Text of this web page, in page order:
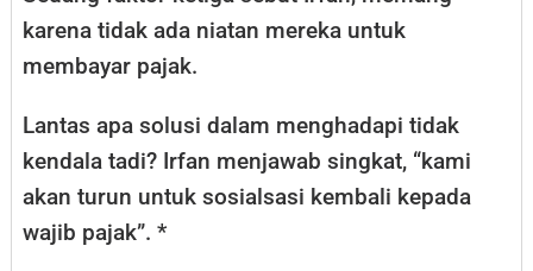
karena tidak ada niatan mereka untuk
membayar pajak.
Lantas apa solusi dalam menghadapi tidak
kendala tadi? Irfan menjawab singkat, “kami
akan turun untuk sosialsasi kembali kepada
wajib pajak”. *